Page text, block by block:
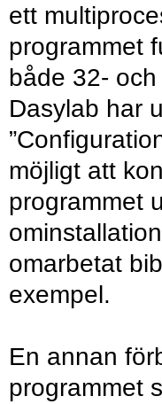
ett
programmet
både 32-
Dasylab har
möjligt att
programmet
omarbetat
exempel.
En annan
programmet